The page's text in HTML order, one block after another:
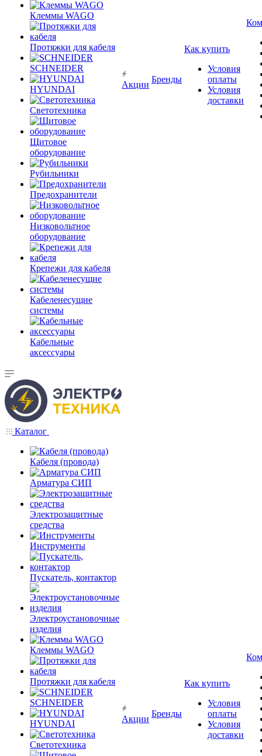
Клеммы WAGO
Протяжки для кабеля
SCHNEIDER
HYUNDAI
Светотехника
Щитовое
оборудование
Рубильники
Предохранители
Низковольтное
оборудование
Крепежи для кабеля
Кабеленесущие
системы
Кабельные
аксессуары
Акции
Бренды
Как купить
Условия
оплаты
Условия
доставки
Каталог
Кабеля (провода)
Арматура СИП
Электрозащитные
средства
Инструменты
Пускатель, контактор
Электроустановочные
изделия
Клеммы WAGO
Протяжки для кабеля
SCHNEIDER
HYUNDAI
Светотехника
Акции
Бренды
Как купить
Условия
оплаты
Условия
доставки